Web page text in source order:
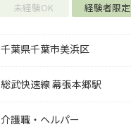
未経験OK 経験者限定
千葉県千葉市美浜区
総武快速線 幕張本郷駅
介護職・ヘルパー